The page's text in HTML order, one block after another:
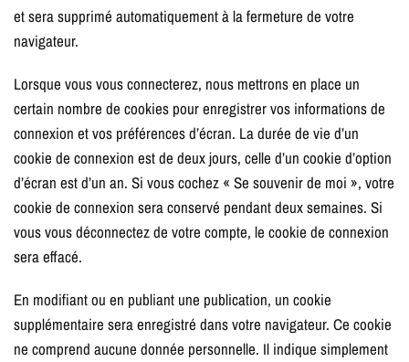
et sera supprimé automatiquement à la fermeture de votre
navigateur.
Lorsque vous vous connecterez, nous mettrons en place un
certain nombre de cookies pour enregistrer vos informations de
connexion et vos préférences d’écran. La durée de vie d’un
cookie de connexion est de deux jours, celle d’un cookie d’option
d’écran est d’un an. Si vous cochez « Se souvenir de moi », votre
cookie de connexion sera conservé pendant deux semaines. Si
vous vous déconnectez de votre compte, le cookie de connexion
sera effacé.
En modifiant ou en publiant une publication, un cookie
supplémentaire sera enregistré dans votre navigateur. Ce cookie
ne comprend aucune donnée personnelle. Il indique simplement